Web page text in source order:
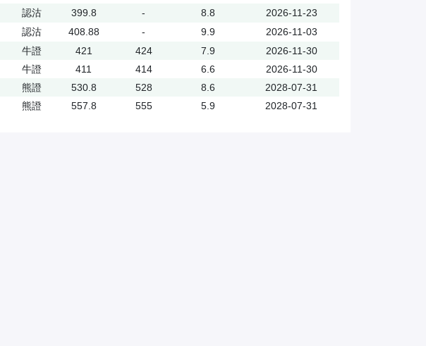
認沽 399.8 - 8.8
2026-11-23
認沽 408.88 - 9.9
2026-11-03
牛證 421 424 7.9
2026-11-30
牛證 411 414 6.6
2026-11-30
熊證 530.8 528 8.6
2028-07-31
熊證 557.8 555 5.9 2028-07-31